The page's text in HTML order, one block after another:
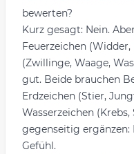
bewerten?
Kurz gesagt: Nein.
Feuerzeichen
(Zwillinge, Waage,
gut. Beide brauchen
Erdzeichen (Stier,
Wasserzeichen
gegenseitig
Gefühl.